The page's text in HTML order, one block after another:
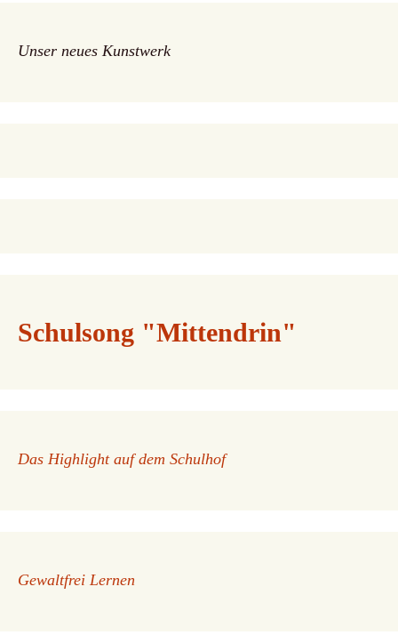
Unser neues Kunstwerk
Schulsong "Mittendrin"
Das Highlight auf dem Schulhof
Gewaltfrei Lernen